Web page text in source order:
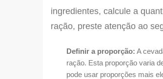
ingredientes, calcule a
ração, preste atenção ao
Definir a proporção: A
ração. Esta proporção varia
pode usar proporções mais